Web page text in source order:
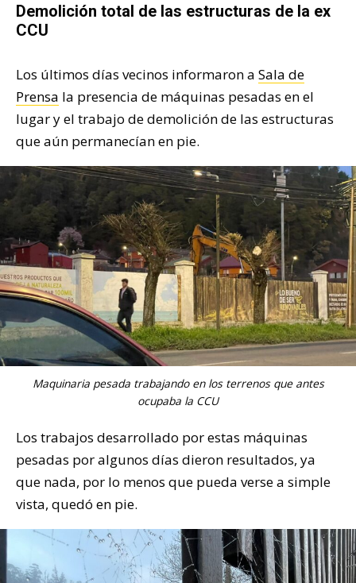
Demolición total de las estructuras de la ex
CCU
Los últimos días vecinos informaron a Sala de
Prensa la presencia de máquinas pesadas en el
lugar y el trabajo de demolición de las estructuras
que aún permanecían en pie.
Maquinaria pesada trabajando en los terrenos que antes
ocupaba la CCU
Los trabajos desarrollado por estas máquinas
pesadas por algunos días dieron resultados, ya
que nada, por lo menos que pueda verse a simple
vista, quedó en pie.